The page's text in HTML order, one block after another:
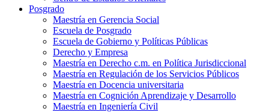
Posgrado
Maestría en Gerencia Social
Escuela de Posgrado
Escuela de Gobierno y Políticas Públicas
Derecho y Empresa
Maestría en Derecho c.m. en Política Jurisdiccional
Maestría en Regulación de los Servicios Públicos
Maestría en Docencia universitaria
Maestría en Cognición Aprendizaje y Desarrollo
Maestría en Ingeniería Civil